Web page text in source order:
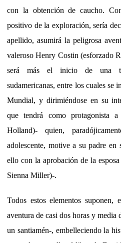
con la obtención de caucho.
positivo de la exploración, sería
apellido, asumirá la peligrosa
valeroso Henry Costin (esforzado
será más el inicio de una
sudamericanas, entre los cuales se
Mundial, y dirimiéndose en su
que tendrá como protagonista
Holland)- quien,
adolescente, motive a su padre
ello con la aprobación de la
Sienna Miller)-.
Todos estos elementos suponen,
aventura de casi dos horas y media
un santiamén-, embelleciendo la